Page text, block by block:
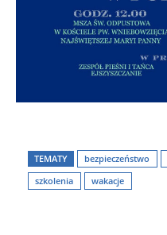
TEMATY bezpieczeństwo
szkolenia
wakacje